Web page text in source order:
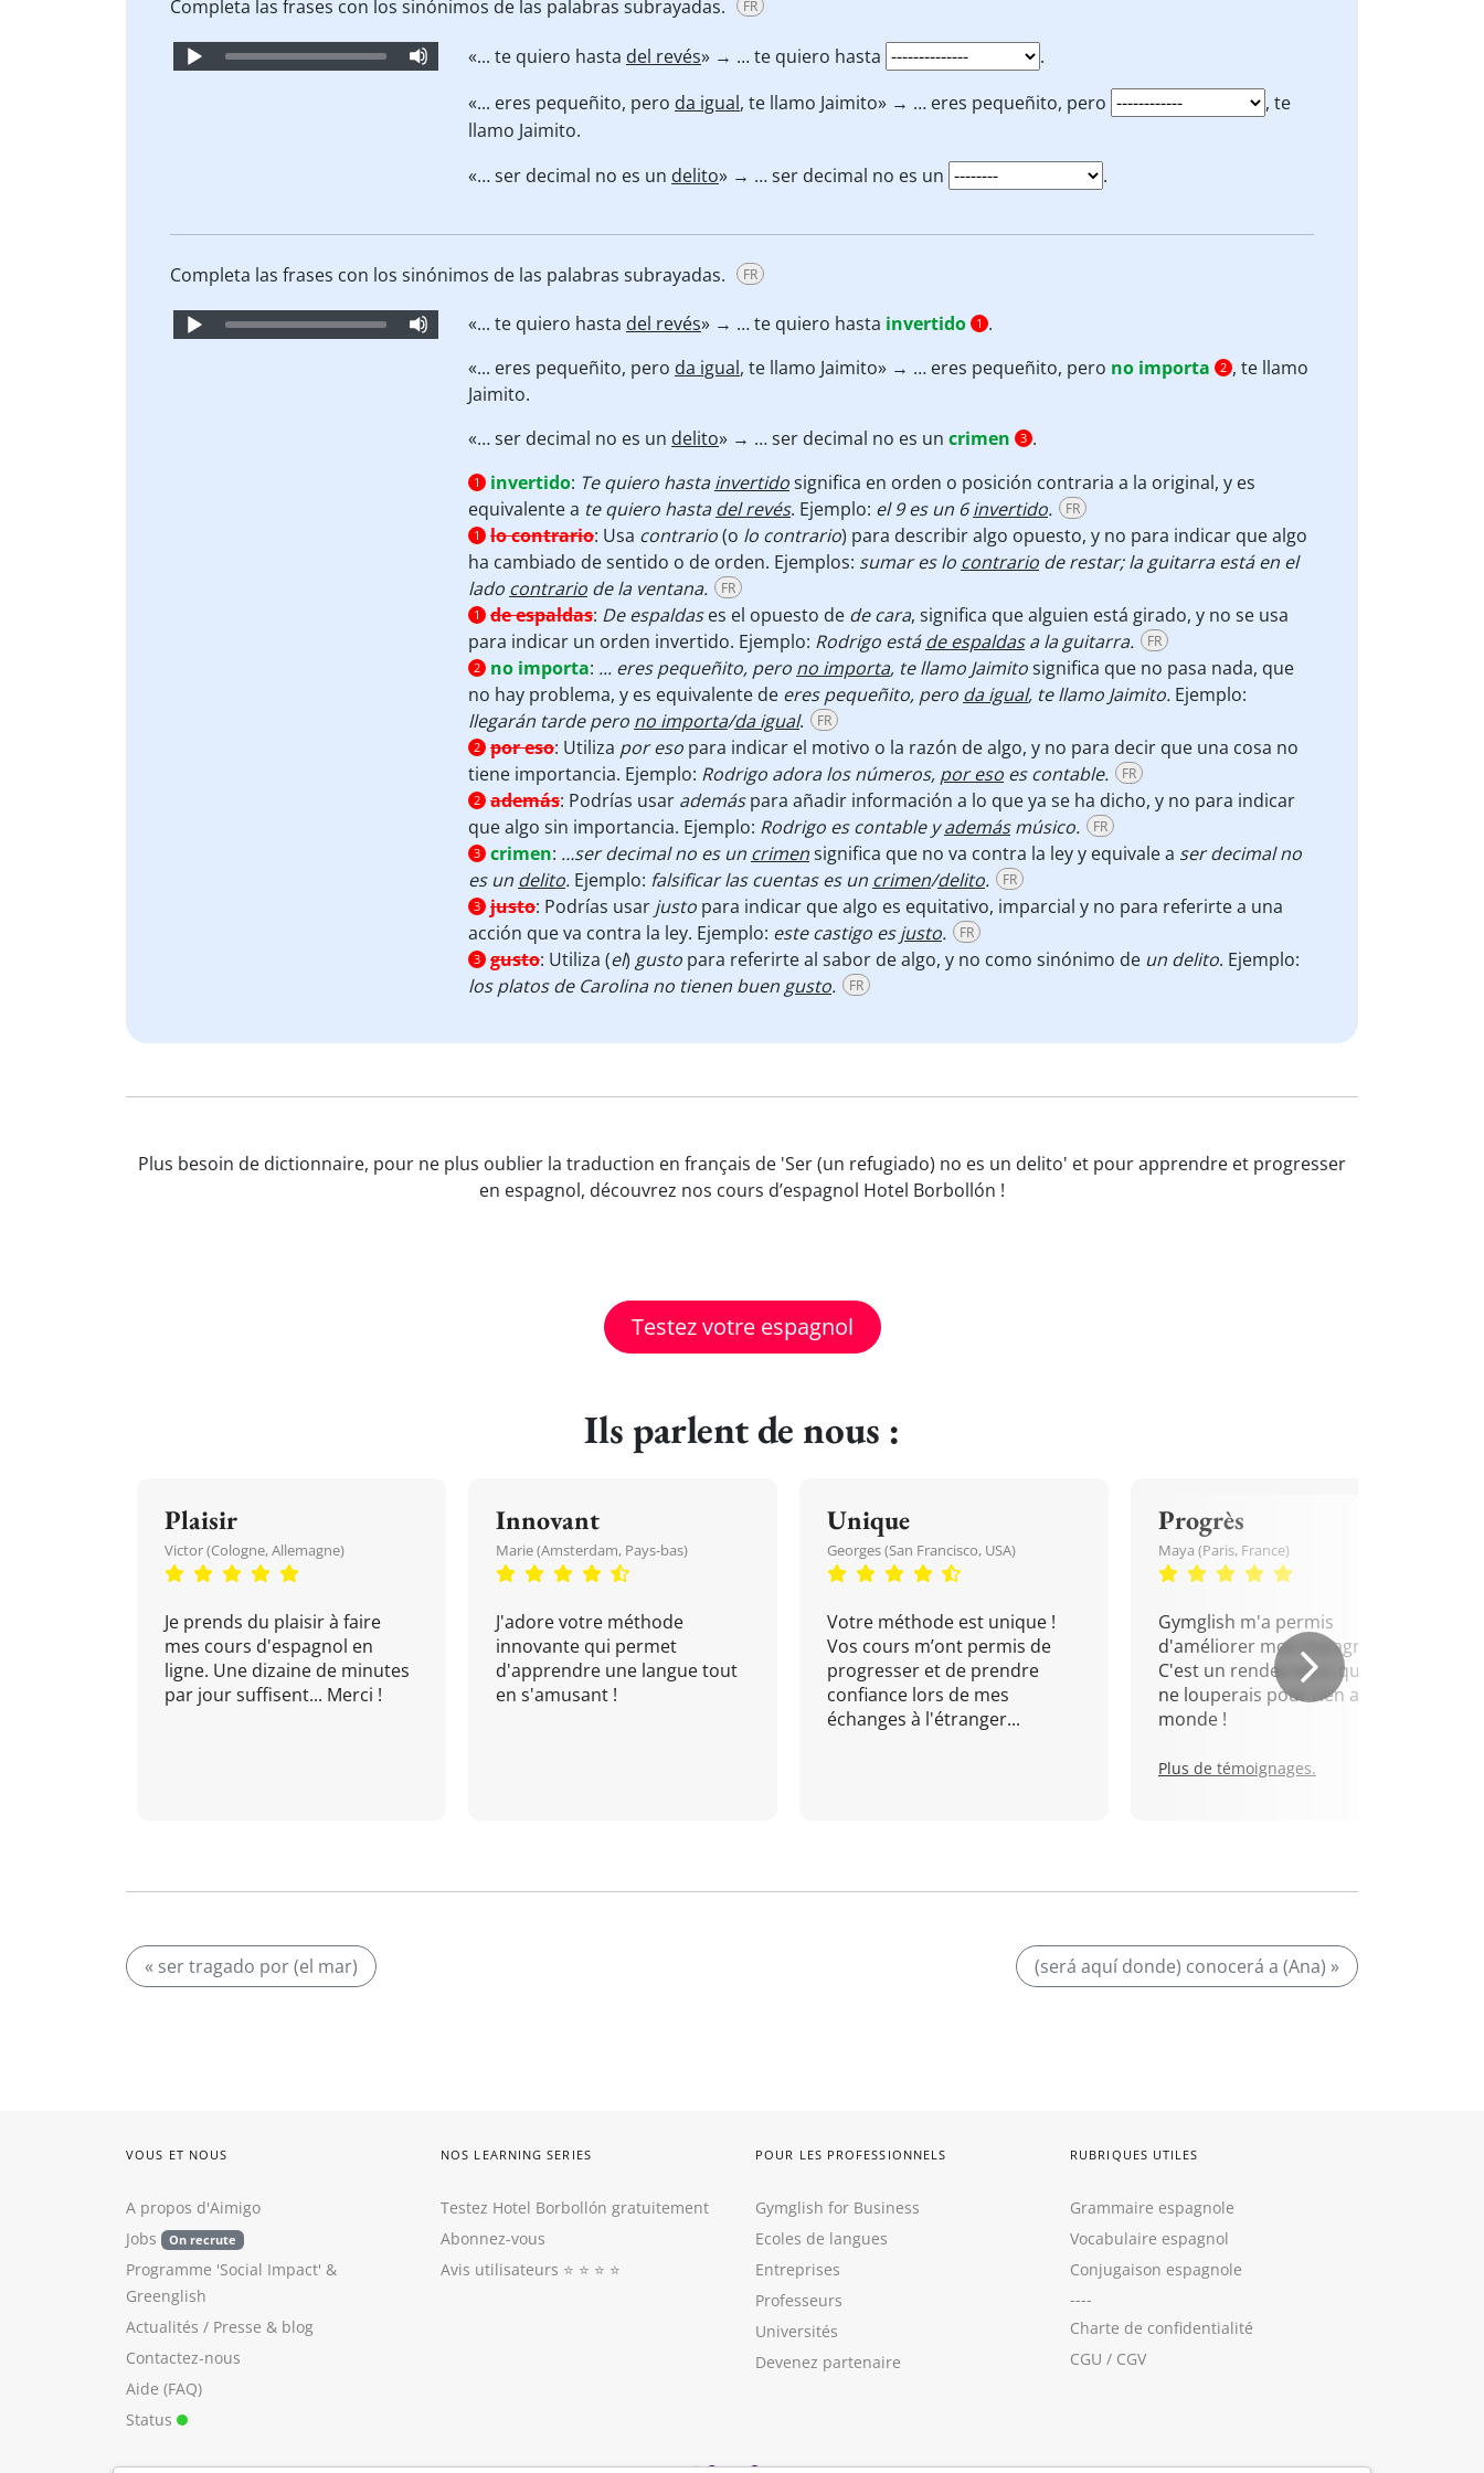
Completa las frases con los sinónimos de las palabras subrayadas. FR
Audio
«... te quiero hasta del revés» → … te quiero hasta
.
«... eres pequeñito, pero da igual, te llamo Jaimito» → … eres pequeñito, pero
, te
llamo Jaimito.
«… ser decimal no es un delito» → … ser decimal no es un .
Completa las frases con los sinónimos de las palabras subrayadas. FR
Audio
«... te quiero hasta del revés» → … te quiero hasta invertido 1 .
«... eres pequeñito, pero da igual, te llamo Jaimito» → … eres pequeñito, pero no importa 2 , te llamo
Jaimito.
«… ser decimal no es un delito» → … ser decimal no es un crimen 3 .
1 invertido: Te quiero hastainvertidosignifica en orden o posición contraria a la original, y es
equivalente a te quiero hastadel revés. Ejemplo: el 9 es un 6invertido. FR
1 lo contrario: Usa contrario(o lo contrario) para describir algo opuesto, y no para indicar que algo
ha cambiado de sentido o de orden. Ejemplos: sumar es lo contrario de restar; la guitarra está en el
lado contrario de la ventana. FR
1 de espaldas: De espaldases el opuesto de de cara, significa que alguien está girado, y no se usa
para indicar un orden invertido. Ejemplo: Rodrigo estáde espaldasa la guitarra. FR
2 no importa: ... eres pequeñito, pero no importa, te llamo Jaimitosignifica que no pasa nada, que
no hay problema, y es equivalente de eres pequeñito, pero da igual, te llamo Jaimito. Ejemplo:
llegarán tarde pero no importa/da igual. FR
2 por eso: Utiliza por eso para indicar el motivo o la razón de algo, y no para decir que una cosa no
tiene importancia. Ejemplo: Rodrigo adora los números, por eso es contable. FR
2 además: Podrías usar ademáspara añadir información a lo que ya se ha dicho, y no para indicar
que algo sin importancia. Ejemplo: Rodrigo es contable yademásmúsico. FR
3 crimen: …ser decimal no es un crimensignifica que no va contra la ley y equivale a ser decimal no
es un delito. Ejemplo: falsificar las cuentas es un crimen/delito. FR
3 justo: Podrías usar justo para indicar que algo es equitativo, imparcial y no para referirte a una
acción que va contra la ley. Ejemplo: este castigo esjusto. FR
3 gusto: Utiliza (el) gusto para referirte al sabor de algo, y no como sinónimo de un delito. Ejemplo:
los platos de Carolina no tienen buen gusto. FR
Plus besoin de dictionnaire, pour ne plus oublier la traduction en français de 'Ser (un refugiado) no es un delito' et pour apprendre et progresser
en espagnol, découvrez nos cours d’espagnol Hotel Borbollón !
Testez votre espagnol
Ils parlent de nous :
Plaisir
Victor (Cologne, Allemagne)
Je prends du plaisir à faire
mes cours d'espagnol en
ligne. Une dizaine de minutes
par jour suffisent... Merci !
Innovant
Marie (Amsterdam, Pays-bas)
J'adore votre méthode
innovante qui permet
d'apprendre une langue tout
en s'amusant !
Unique
Georges (San Francisco, USA)
Votre méthode est unique !
Vos cours m’ont permis de
progresser et de prendre
confiance lors de mes
échanges à l'étranger...
Progrès
Maya (Paris, France)
Gymglish m'a permis
d'améliorer mon espagnol.
C'est un rendez-vous que je
ne louperais pour rien au
monde !
Plus de témoignages.
« ser tragado por (el mar) (será aquí donde) conocerá a (Ana) »
VOUS ET NOUS
A propos d'Aimigo
Jobs
On recrute
Programme 'Social Impact' &
Greenglish
Actualités / Presse & blog
Contactez-nous
Aide (FAQ)
Status
NOS LEARNING SERIES
Testez Hotel Borbollón gratuitement
Abonnez-vous
Avis utilisateurs ⭐️ ⭐️ ⭐️ ⭐️
POUR LES PROFESSIONNELS
Gymglish for Business
Ecoles de langues
Entreprises
Professeurs
Universités
Devenez partenaire
RUBRIQUES UTILES
Grammaire espagnole
Vocabulaire espagnol
Conjugaison espagnole
----
Charte de confidentialité
CGU / CGV